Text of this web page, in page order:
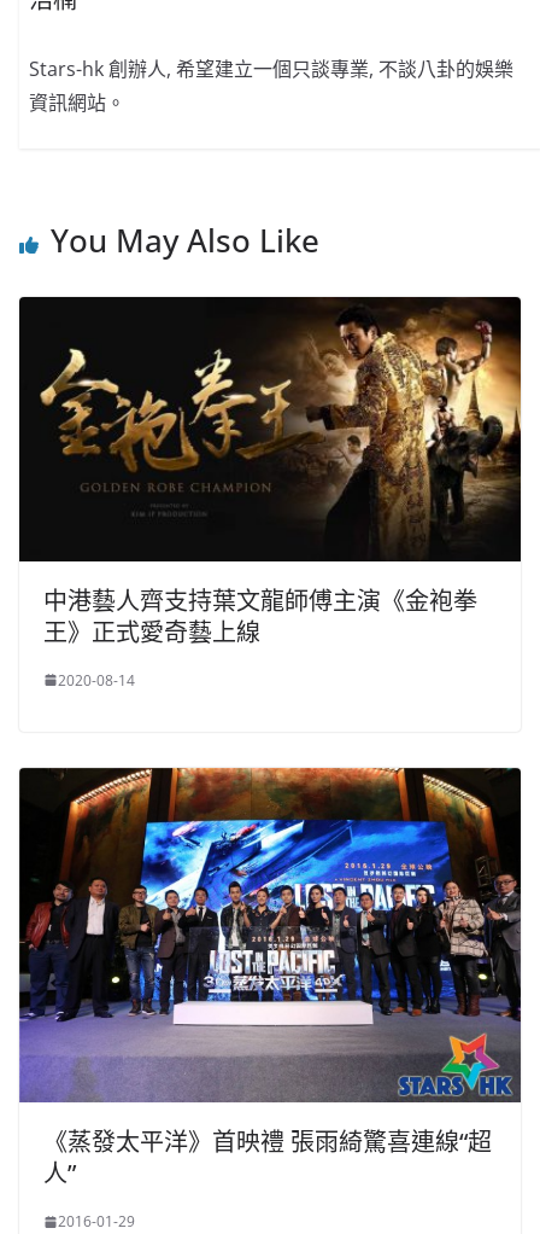
Stars-hk 創辦人, 希望建立一個只談專業, 不談八卦的娛樂
資訊網站。
You May Also Like
中港藝人齊支持葉文龍師傅主演《金袍拳
王》正式愛奇藝上線
2020-08-14
《蒸發太平洋》首映禮 張雨綺驚喜連線“超
人”
2016-01-29